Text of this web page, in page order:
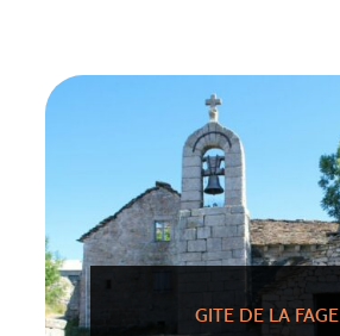
GITE DE LA FAGE